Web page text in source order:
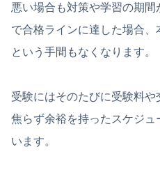
悪い場合も対策や学習の期
で合格ラインに達した場合
という手間もなくなります。
受験にはそのたびに受験料や
焦らず余裕を持ったスケジ
います。